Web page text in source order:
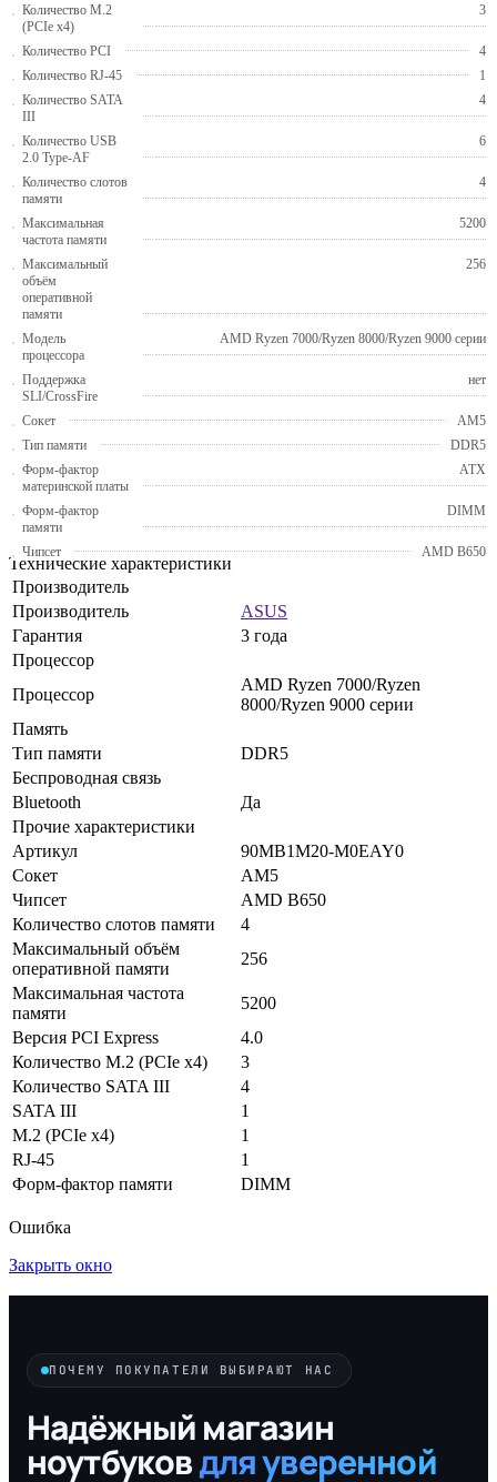
Количество M.2
(PCIe x4)
3
Количество PCI
4
Количество RJ-45
1
Количество SATA
III
4
Количество USB
2.0 Type-AF
6
Количество слотов
памяти
4
Максимальная
частота памяти
5200
Максимальный
объём
оперативной
памяти
256
Модель
процессора
AMD Ryzen 7000/Ryzen 8000/Ryzen 9000 серии
Поддержка
SLI/CrossFire
нет
Сокет
AM5
Тип памяти
DDR5
Форм-фактор
материнской платы
ATX
Форм-фактор
памяти
DIMM
Чипсет AMD B650
Технические характеристики
Производитель
Производитель
ASUS
Гарантия
3 года
Процессор
Процессор
AMD Ryzen 7000/Ryzen
8000/Ryzen 9000 серии
Память
Тип памяти
DDR5
Беспроводная связь
Bluetooth
Да
Прочие характеристики
Артикул
90MB1M20-M0EAY0
Сокет
AM5
Чипсет
AMD B650
Количество слотов памяти
4
Максимальный объём
оперативной памяти
256
Максимальная частота
памяти
5200
Версия PCI Express
4.0
Количество M.2 (PCIe x4)
3
Количество SATA III
4
SATA III
1
M.2 (PCIe x4)
1
RJ-45
1
Форм-фактор памяти
DIMM
Ошибка
Закрыть окно
ПОЧЕМУ ПОКУПАТЕЛИ ВЫБИРАЮТ НАС
Надёжный магазин
ноутбуковдля уверенной